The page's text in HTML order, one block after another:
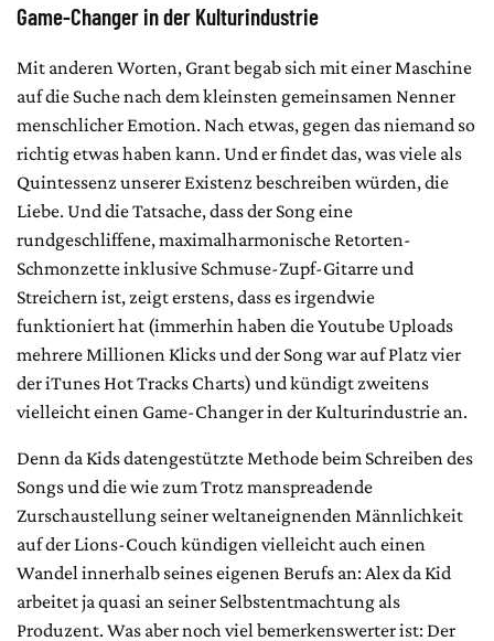
Game-Changer in der Kulturindustrie
Mit anderen Worten, Grant begab sich mit einer Maschine
auf die Suche nach dem kleinsten gemeinsamen Nenner
menschlicher Emotion. Nach etwas, gegen das niemand so
richtig etwas haben kann. Und er findet das, was viele als
Quintessenz unserer Existenz beschreiben würden, die
Liebe. Und die Tatsache, dass der Song eine
rundgeschliffene, maximalharmonische Retorten-
Schmonzette inklusive Schmuse-Zupf-Gitarre und
Streichern ist, zeigt erstens, dass es irgendwie
funktioniert hat (immerhin haben die Youtube Uploads
mehrere Millionen Klicks und der Song war auf Platz vier
der iTunes Hot Tracks Charts) und kündigt zweitens
vielleicht einen Game-Changer in der Kulturindustrie an.
Denn da Kids datengestützte Methode beim Schreiben des
Songs und die wie zum Trotz manspreadende
Zurschaustellung seiner weltaneignenden Männlichkeit
auf der Lions-Couch kündigen vielleicht auch einen
Wandel innerhalb seines eigenen Berufs an: Alex da Kid
arbeitet ja quasi an seiner Selbstentmachtung als
Produzent. Was aber noch viel bemerkenswerter ist: Der